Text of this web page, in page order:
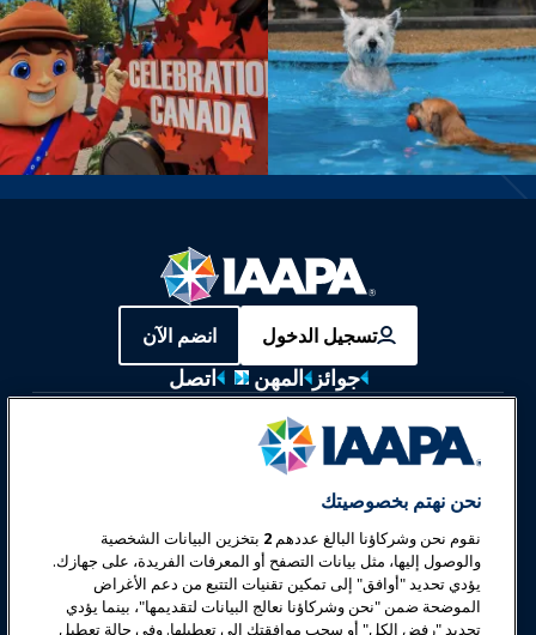
تسجيل الدخول انضم الآن
جوائز المهن
اتصل
معارض وفعاليات
أخبار وعالم المرح
تعليم
السلامة والأمان
نحن نهتم بخصوصيتك
نقوم نحن وشركاؤنا البالغ عددهم 2 بتخزين البيانات الشخصية
والوصول إليها، مثل بيانات التصفح أو المعرفات الفريدة، على جهازك.
يؤدي تحديد "أوافق" إلى تمكين تقنيات التتبع من دعم الأغراض
الموضحة ضمن "نحن وشركاؤنا نعالج البيانات لتقديمها"، بينما يؤدي
تحديد "رفض الكل" أو سحب موافقتك إلى تعطيلها. وفي حالة تعطيل